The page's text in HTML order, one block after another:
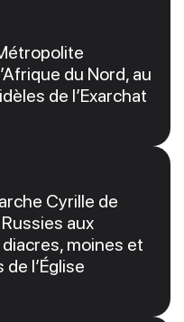
du Nord, au
de l’Exarchat
Cyrille de
aux
moines et
l’Église